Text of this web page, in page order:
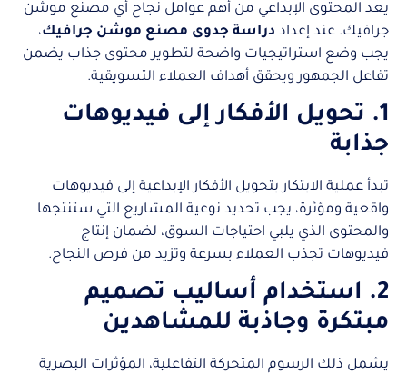
يعد المحتوى الإبداعي من أهم عوامل نجاح أي مصنع موشن
جرافيك. عند إعداد دراسة جدوى مصنع موشن جرافيك،
يجب وضع استراتيجيات واضحة لتطوير محتوى جذاب يضمن
تفاعل الجمهور ويحقق أهداف العملاء التسويقية.
1. تحويل الأفكار إلى فيديوهات
جذابة
تبدأ عملية الابتكار بتحويل الأفكار الإبداعية إلى فيديوهات
واقعية ومؤثرة، يجب تحديد نوعية المشاريع التي ستنتجها
والمحتوى الذي يلبي احتياجات السوق، لضمان إنتاج
فيديوهات تجذب العملاء بسرعة وتزيد من فرص النجاح.
2. استخدام أساليب تصميم
مبتكرة وجاذبة للمشاهدين
يشمل ذلك الرسوم المتحركة التفاعلية، المؤثرات البصرية